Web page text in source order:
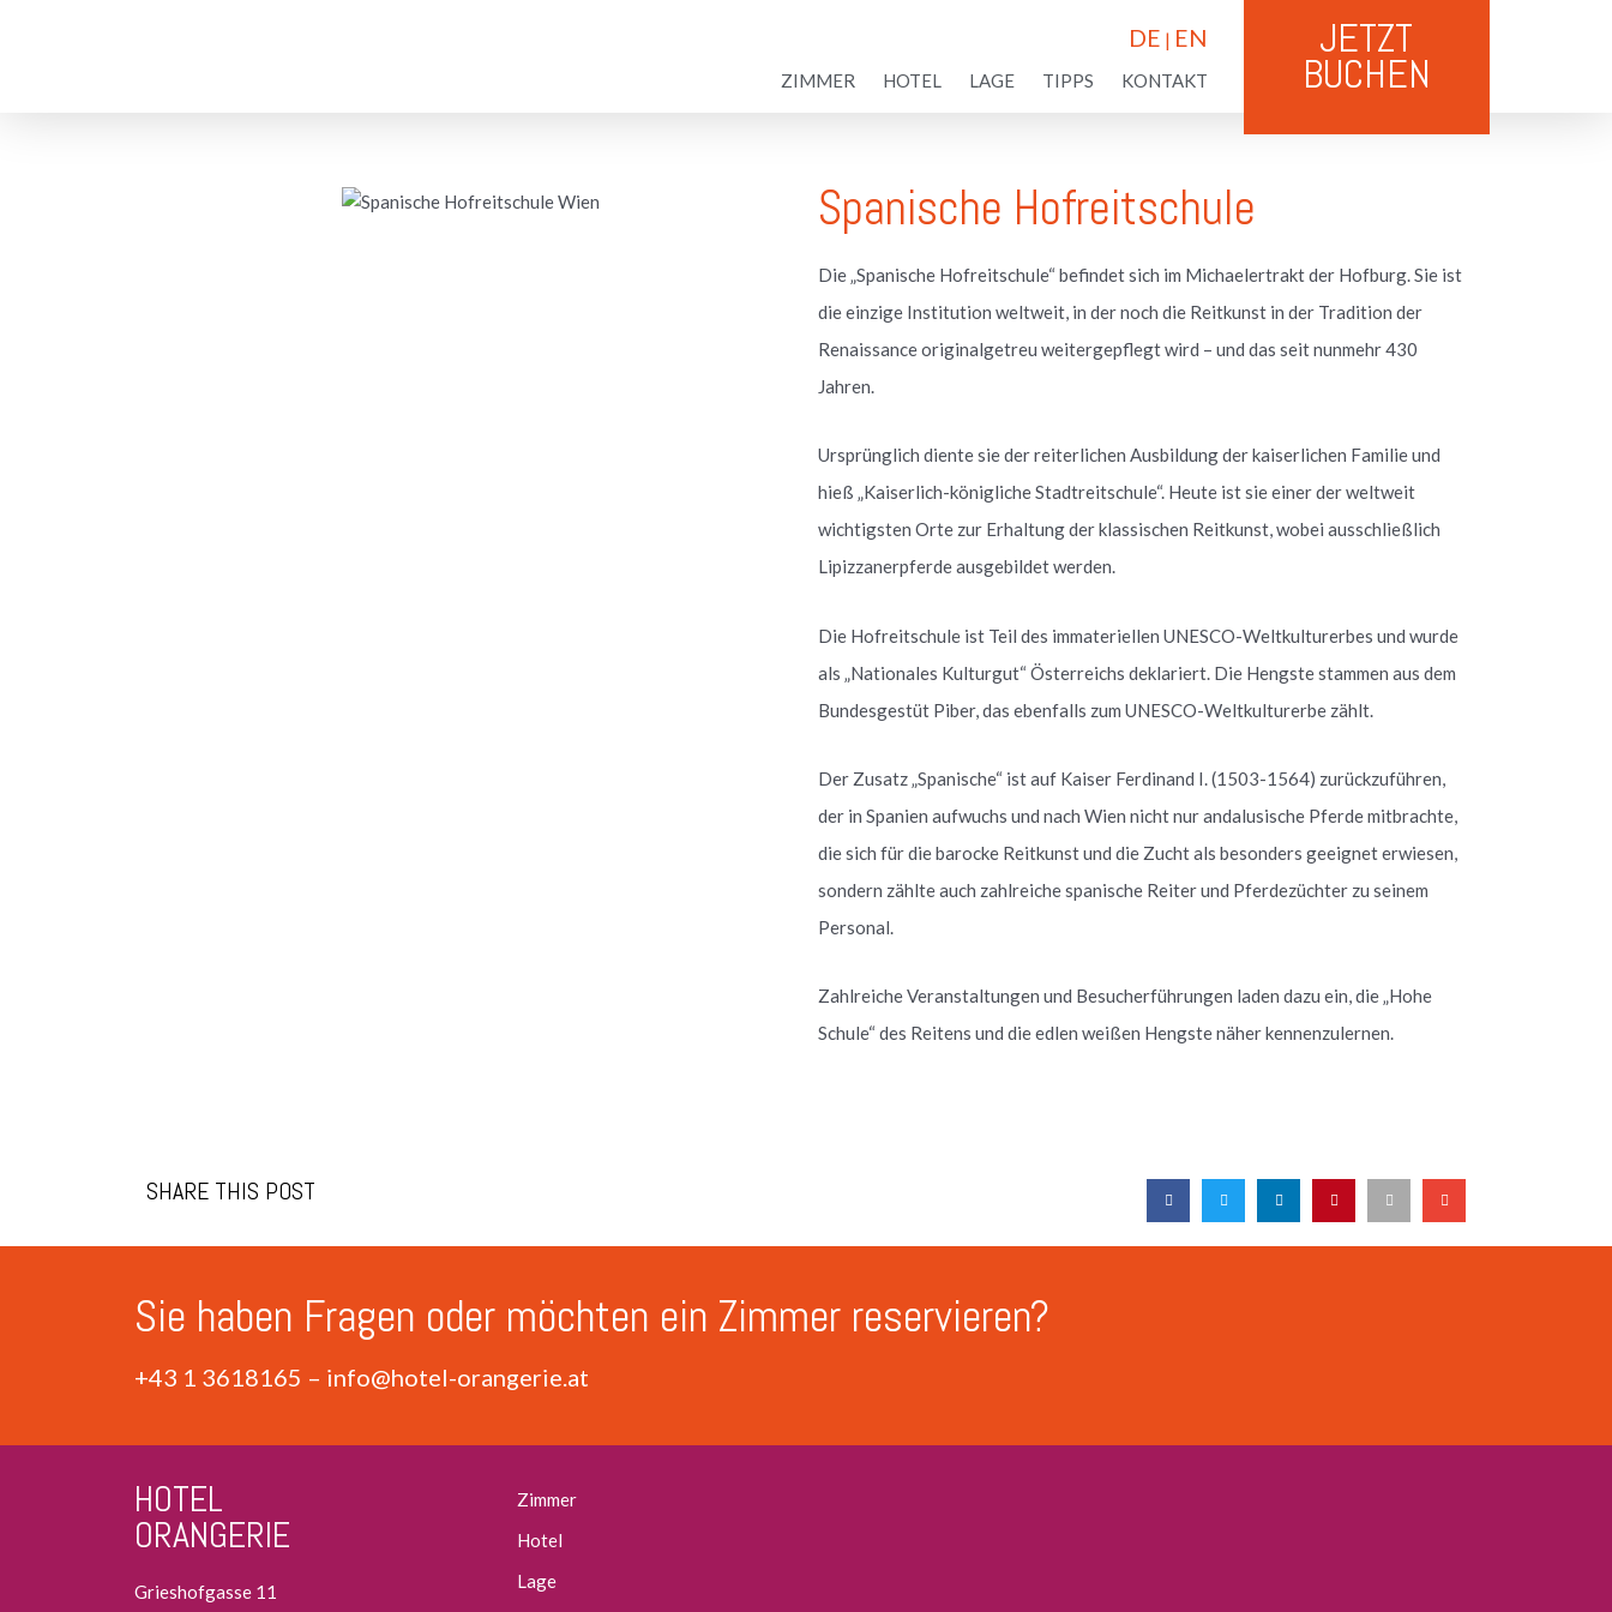
DE | EN
ZIMMER HOTEL LAGE TIPPS KONTAKT
JETZT
BUCHEN
Spanische Hofreitschule
Die „Spanische Hofreitschule“ befindet sich im Michaelertrakt der Hofburg. Sie ist
die einzige Institution weltweit, in der noch die Reitkunst in der Tradition der
Renaissance originalgetreu weitergepflegt wird – und das seit nunmehr 430
Jahren.
Ursprünglich diente sie der reiterlichen Ausbildung der kaiserlichen Familie und
hieß „Kaiserlich-königliche Stadtreitschule“. Heute ist sie einer der weltweit
wichtigsten Orte zur Erhaltung der klassischen Reitkunst, wobei ausschließlich
Lipizzanerpferde ausgebildet werden.
Die Hofreitschule ist Teil des immateriellen UNESCO-Weltkulturerbes und wurde
als „Nationales Kulturgut“ Österreichs deklariert. Die Hengste stammen aus dem
Bundesgestüt Piber, das ebenfalls zum UNESCO-Weltkulturerbe zählt.
Der Zusatz „Spanische“ ist auf Kaiser Ferdinand I. (1503-1564) zurückzuführen,
der in Spanien aufwuchs und nach Wien nicht nur andalusische Pferde mitbrachte,
die sich für die barocke Reitkunst und die Zucht als besonders geeignet erwiesen,
sondern zählte auch zahlreiche spanische Reiter und Pferdezüchter zu seinem
Personal.
Zahlreiche Veranstaltungen und Besucherführungen laden dazu ein, die „Hohe
Schule“ des Reitens und die edlen weißen Hengste näher kennenzulernen.
SHARE THIS POST
Sie haben Fragen oder möchten ein Zimmer reservieren?
+43 1 3618165 – info@hotel-orangerie.at
HOTEL
ORANGERIE
Grieshofgasse 11
Zimmer
Hotel
Lage